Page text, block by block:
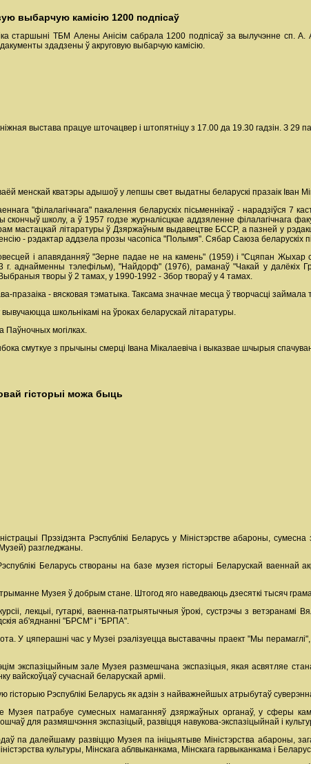
выбарчую камісію 1200 подпісаў
старшыні ТБМ Алены Анісім сабрала 1200 подпісаў за вылучэнне сп.
здадзены ў акруговую выбарчую камісію.
выстава працуе шточацвер і штопятніцу з 17.00 да 19.30 гадзін. З 29
менскай кватэры адышоў у лепшы свет выдатны беларускі празаік Іван
"філалагічнага" пакалення беларускіх пісьменнікаў - нарадзіўся
школу, а ў 1957 годзе журналісцкае аддзяленне філалагічнага
мастацкай літаратуры ў Дзяржаўным выдавецтве БССР, а пазней у
- рэдактар аддзела прозы часопіса "Полымя". Сябар Саюза беларускіх
і апавяданняў "Зерне падае не на камень" (1959) і "Сцяпан
г. аднайменны тэлефільм), "Найдорф" (1976), раманаў "Чакай у далёкіх
творы ў 2 тамах, у 1990-1992 - Збор твораў у 4 тамах.
празаіка - вясковая тэматыка. Таксама значнае месца ў творчасці
вывучаюцца школьнікамі на ўроках беларускай літаратуры.
Паўночных могілках.
смуткуе з прычыны смерці Івана Мікалаевіча і выказвае шчырыя
гісторыі можа быць
Прэзідэнта Рэспублікі Беларусь у Міністэрстве абароны,
Музей) разгледжаны.
Беларусь створаны на базе музея гісторыі Беларускай ваеннай
Музея ў добрым стане. Штогод яго наведваюць дзесяткі тысяч
лекцыі, гутаркі, ваенна-патрыятычныя ўрокі, сустрэчы з
аб'яднанні "БРСМ" і "БРПА".
У цяперашні час у Музеі рэалізуецца выставачны праект "Мы
экспазіцыйным зале Музея размешчана экспазіцыя, якая асвятляе
вайскоўцаў сучаснай беларускай арміі.
гісторыю Рэспублікі Беларусь як адзін з найважнейшых атрыбутаў
Музея патрабуе сумесных намаганняў дзяржаўных органаў, у сферы
для размяшчэння экспазіцый, развіцця навукова-экспазіцыйнай і
па далейшаму развіццю Музея па ініцыятыве Міністэрства абароны,
культуры, Мінскага аблвыканкама, Мінскага гарвыканкама і